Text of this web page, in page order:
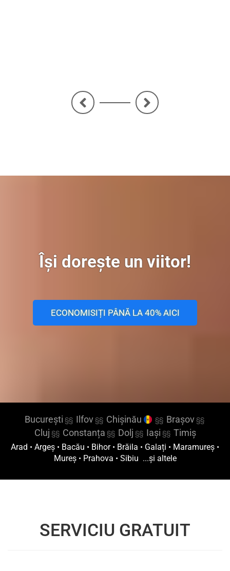
<
Își dorește un viitor!
ECONOMISIȚI PÂNĂ LA 40% AICI
București §§ Ilfov§§ Chișinău §§ Brașov§§
Cluj §§ Constanța §§ Dolj §§ Iași §§ Timiș
Arad • Argeș • Bacău • Bihor• Brăila • Galați • Maramureș •
Mureș• Prahova • Sibiu ...și altele
SERVICIU GRATUIT